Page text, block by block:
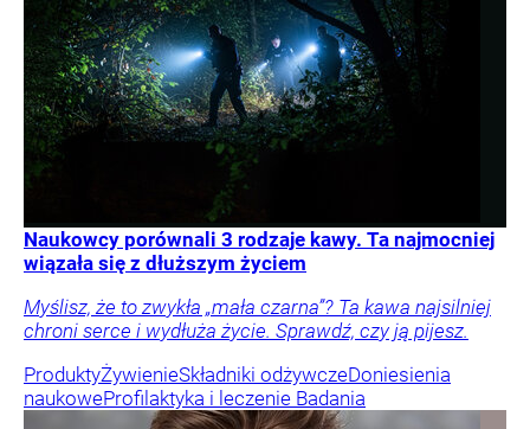
Naukowcy porównali 3 rodzaje kawy. Ta najmocniej
wiązała się z dłuższym życiem
Myślisz, że to zwykła „mała czarna”? Ta kawa najsilniej
chroni serce i wydłuża życie. Sprawdź, czy ją pijesz.
ProduktyŻywienieSkładniki odżywczeDoniesienia
naukoweProfilaktyka i leczenie Badania